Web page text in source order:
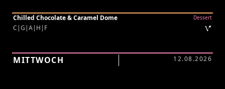
Chilled Chocolate & Caramel Dome Dessert
C|G|A|H|F
MITTWOCH 12.08.2026